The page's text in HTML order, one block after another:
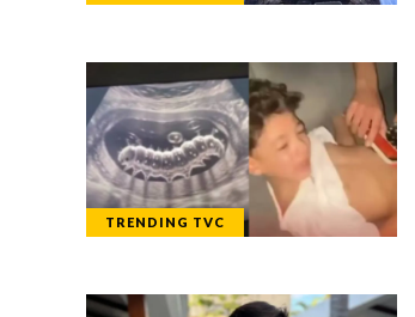
TRENDING TVC